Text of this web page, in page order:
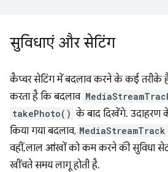
सुविधाएं और सेटिंग
कैप्चर सेटिंग में बदलाव करने के कई तरीके हैं.
करता है कि बदलाव
takePhoto() के बाद दिखेंगे. उदाहरण
किया गया बदलाव, MediaStreamTrack
वहीं, लाल आंखों को कम करने की सुविधा सेट
खींचते समय लागू होती है.